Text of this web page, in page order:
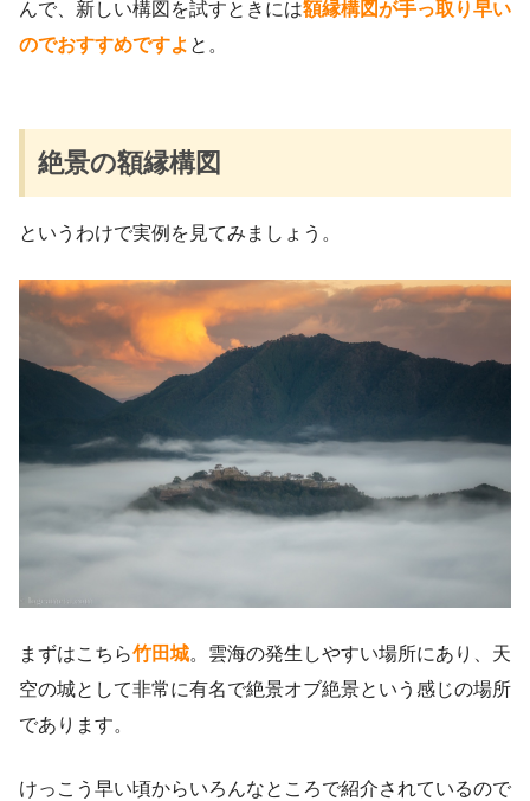
んで、新しい構図を試すときには額縁構図が手っ取り早い
のでおすすめですよ と。
絶景の額縁構図
というわけで実例を見てみましょう。
まずはこちら竹田城。雲海の発生しやすい場所にあり、天
空の城として非常に有名で絶景オブ絶景という感じの場所
であります。
けっこう早い頃からいろんなところで紹介されているので